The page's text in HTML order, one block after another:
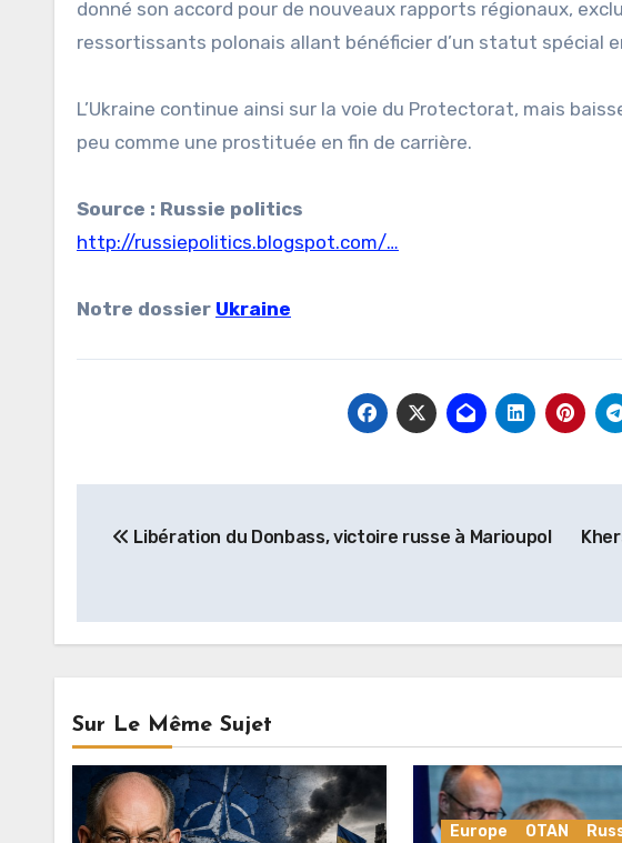
donné son accord pour de nouveaux rapports régionaux,
ressortissants polonais allant bénéficier d’un statut spécial
L’Ukraine continue ainsi sur la voie du Protectorat, mais
peu comme une prostituée en fin de carrière.
Source : Russie politics
http://russiepolitics.blogspot.com/…
Notre dossier Ukraine
de
Libération du Donbass, victoire russe à Marioupol
Sur Le Même Sujet
Europe OTAN